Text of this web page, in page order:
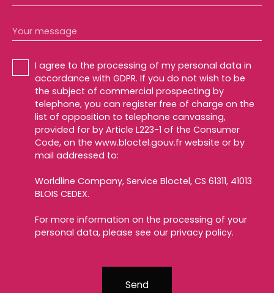
Your message
I agree to the processing of my personal data in
accordance with GDPR. If you do not wish to be
the subject of commercial prospecting by
telephone, you can register free of charge on the
list of opposition to telephone canvassing,
provided for by Article L223-1 of the Consumer
Code, on the www.bloctel.gouv.fr website or by
mail addressed to:
Worldline Company, Service Bloctel, CS 61311, 41013
BLOIS CEDEX.
For more information on the processing of your
personal data, please see our privacy policy.
Send